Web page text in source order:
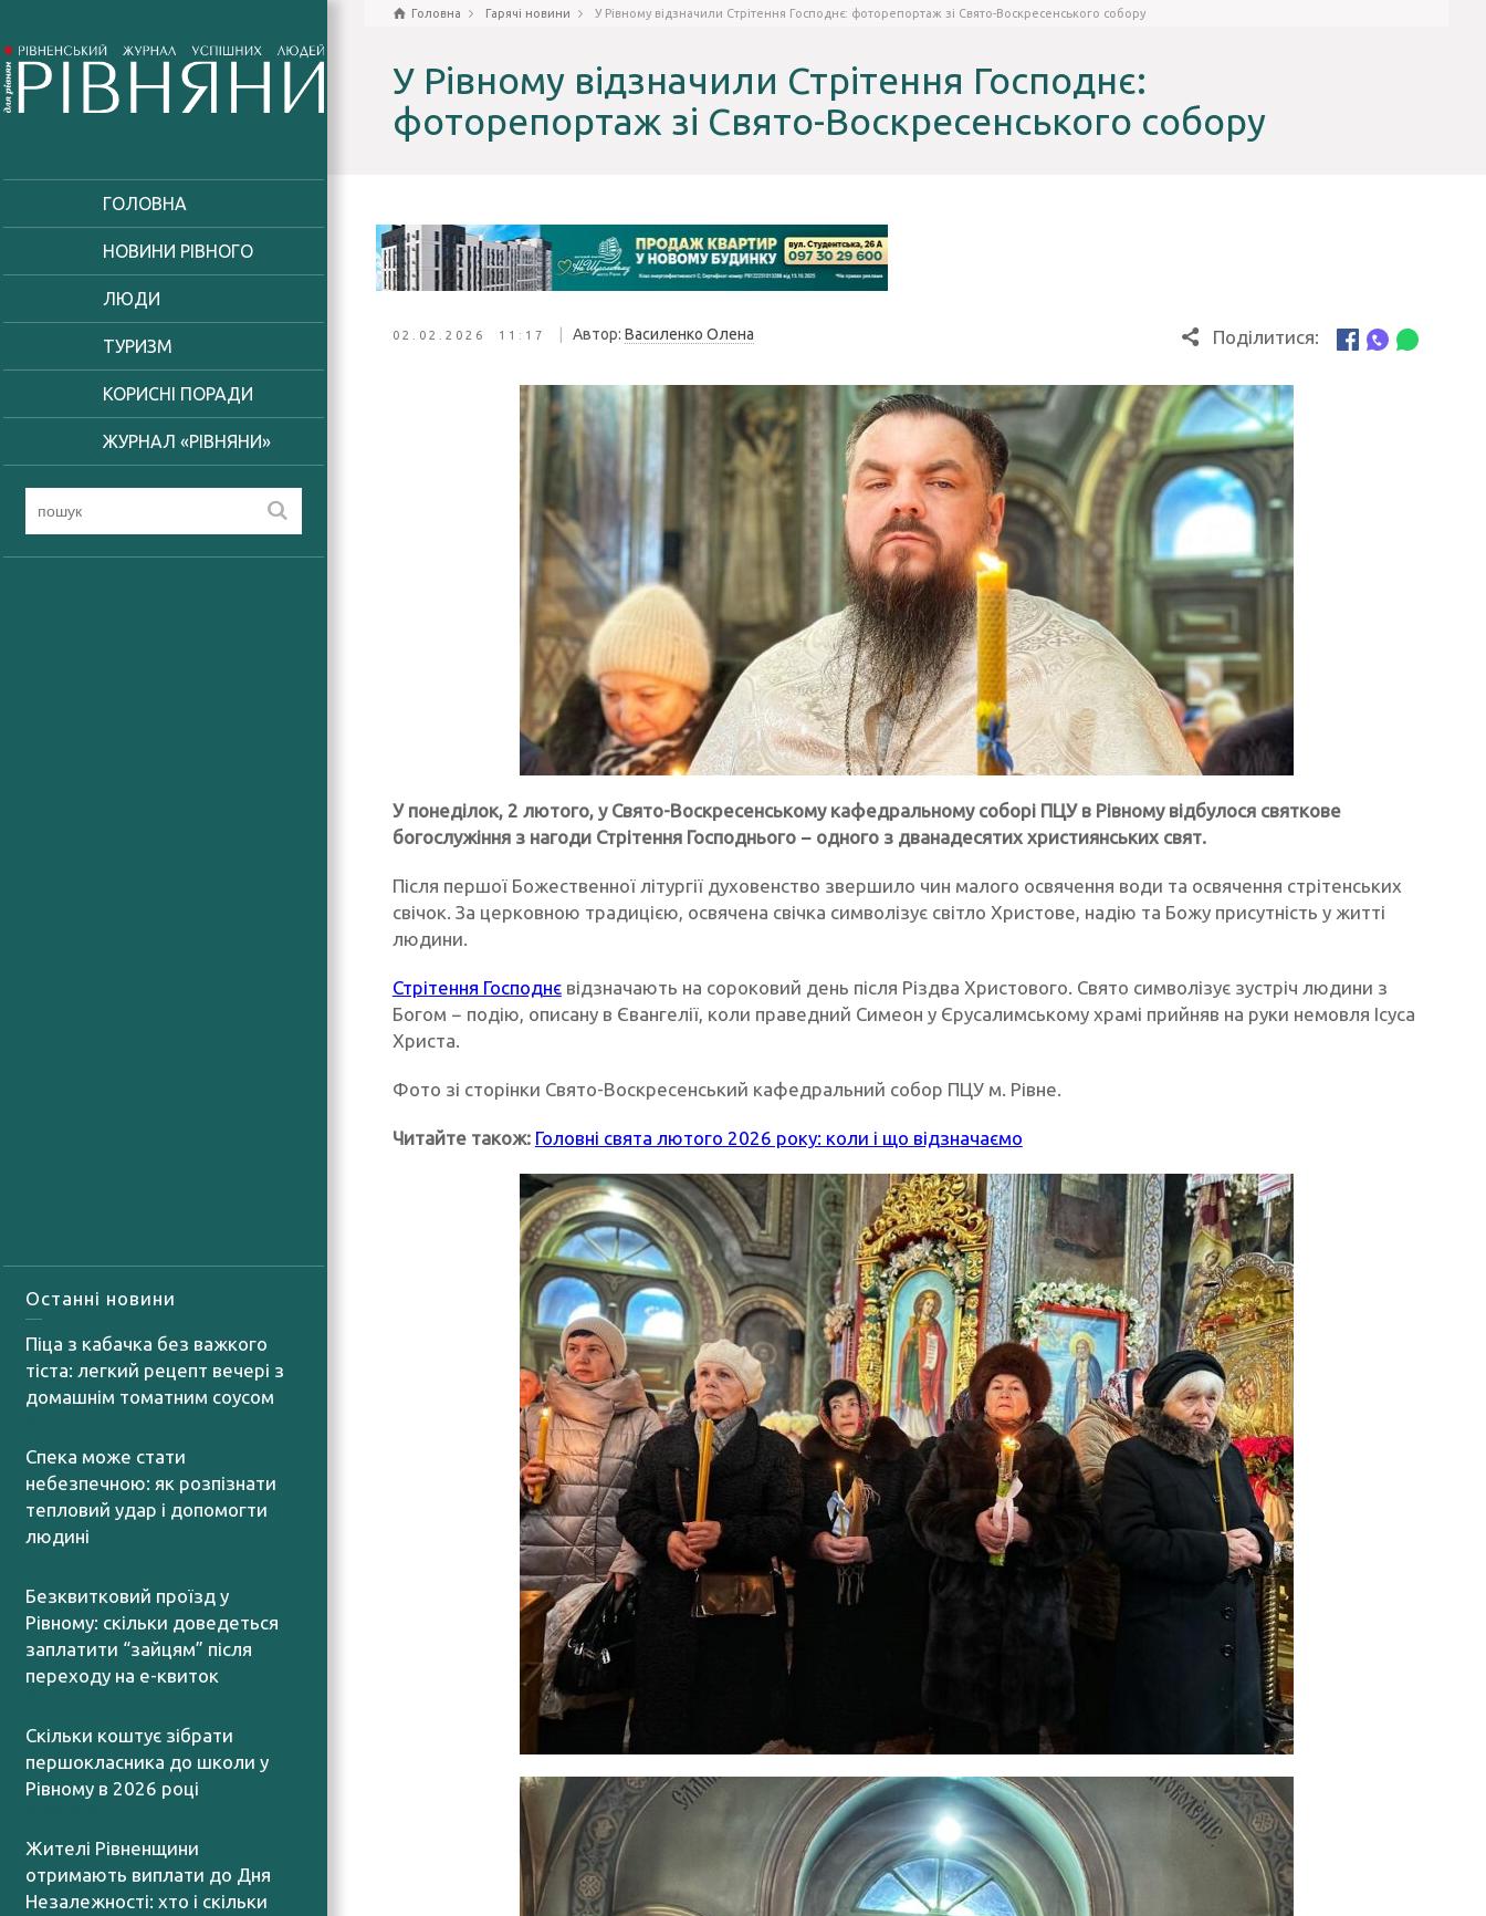
ГОЛОВНА
НОВИНИ РІВНОГО
ЛЮДИ
ТУРИЗМ
КОРИСНІ ПОРАДИ
ЖУРНАЛ «РІВНЯНИ»
Останні новини
Піца з кабачка без важкого
тіста: легкий рецепт вечері з
домашнім томатним соусом
Спека може стати
небезпечною: як розпізнати
тепловий удар і допомогти
людині
Безквитковий проїзд у
Рівному: скільки доведеться
заплатити “зайцям” після
переходу на е-квиток
Скільки коштує зібрати
першокласника до школи у
Рівному в 2026 році
Жителі Рівненщини
отримають виплати до Дня
Незалежності: хто і скільки
Головна Гарячі новини У Рівному відзначили Стрітення Господнє: фоторепортаж зі Свято-Воскресенського собору
У Рівному відзначили Стрітення Господнє:
фоторепортаж зі Свято-Воскресенського собору
02.02.2026 11:17 Автор: Василенко Олена Поділитися:
У понеділок, 2 лютого, у Свято-Воскресенському кафедральному соборі ПЦУ в Рівному відбулося святкове
богослужіння з нагоди Стрітення Господнього − одного з дванадесятих християнських свят.
Після першої Божественної літургії духовенство звершило чин малого освячення води та освячення стрітенських
свічок. За церковною традицією, освячена свічка символізує світло Христове, надію та Божу присутність у житті
людини.
Стрітення Господнєвідзначають на сороковий день після Різдва Христового. Свято символізує зустріч людини з
Богом − подію, описану в Євангелії, коли праведний Симеон у Єрусалимському храмі прийняв на руки немовля Ісуса
Христа.
Фото зі сторінки Свято-Воскресенський кафедральний собор ПЦУ м. Рівне.
Читайте також: Головні свята лютого 2026 року: коли і що відзначаємо